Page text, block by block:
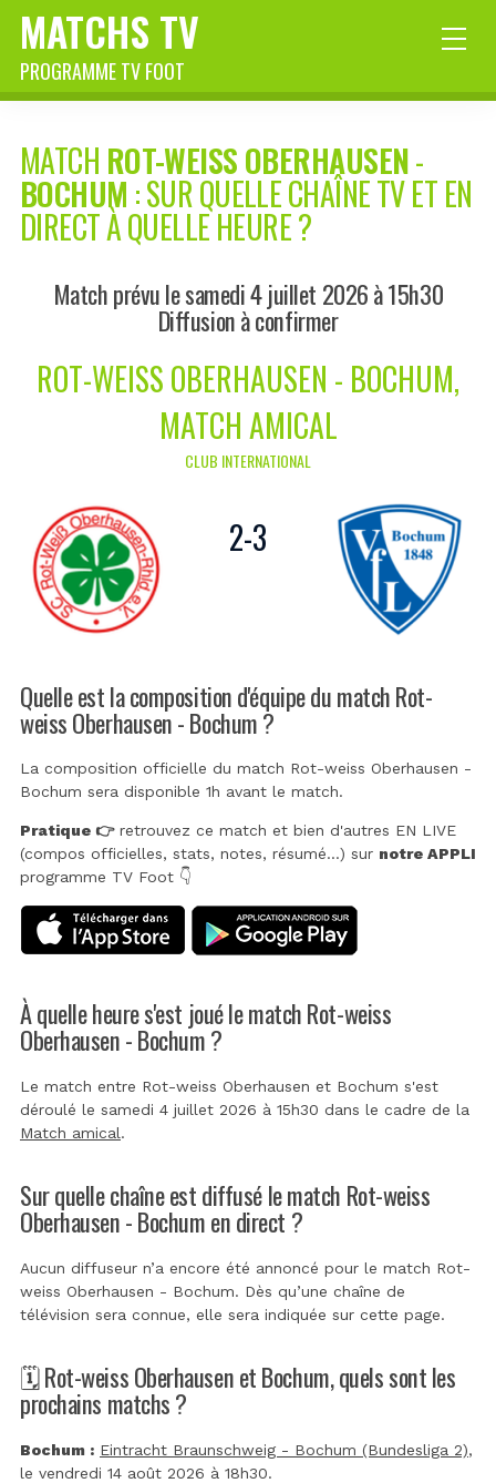
MATCHS TV
PROGRAMME TV FOOT
MATCH ROT-WEISS OBERHAUSEN-
BOCHUM : SUR QUELLE CHAÎNE TV ET EN
DIRECT À QUELLE HEURE ?
Match prévu le samedi 4 juillet 2026 à 15h30
Diffusion à confirmer
ROT-WEISS OBERHAUSEN - BOCHUM,
MATCH AMICAL
CLUB INTERNATIONAL
2-3
Quelle est la composition d'équipe du match Rot-
weiss Oberhausen - Bochum ?
La composition officielle du match Rot-weiss Oberhausen -
Bochum sera disponible 1h avant le match.
Pratique 👉retrouvez ce match et bien d'autres EN LIVE
(compos officielles, stats, notes, résumé...) sur notre APPLI
programme TV Foot 👇
À quelle heure s'est joué le match Rot-weiss
Oberhausen - Bochum ?
Le match entre Rot-weiss Oberhausen et Bochum s'est
déroulé le samedi 4 juillet 2026 à 15h30 dans le cadre de la
Match amical.
Sur quelle chaîne est diffusé le match Rot-weiss
Oberhausen - Bochum en direct ?
Aucun diffuseur n’a encore été annoncé pour le match Rot-
weiss Oberhausen - Bochum. Dès qu’une chaîne de
télévision sera connue, elle sera indiquée sur cette page.
🗓️ Rot-weiss Oberhausen et Bochum, quels sont les
prochains matchs ?
Bochum : Eintracht Braunschweig - Bochum (Bundesliga 2),
le vendredi 14 août 2026 à 18h30.